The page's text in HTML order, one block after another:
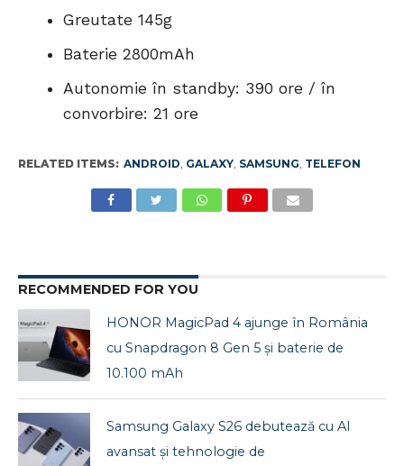
Greutate 145g
Baterie 2800mAh
Autonomie în standby: 390 ore / în
convorbire: 21 ore
RELATED ITEMS: ANDROID, GALAXY, SAMSUNG, TELEFON
RECOMMENDED FOR YOU
HONOR MagicPad 4 ajunge în România
cu Snapdragon 8 Gen 5 și baterie de
10.100 mAh
Samsung Galaxy S26 debutează cu AI
avansat și tehnologie de